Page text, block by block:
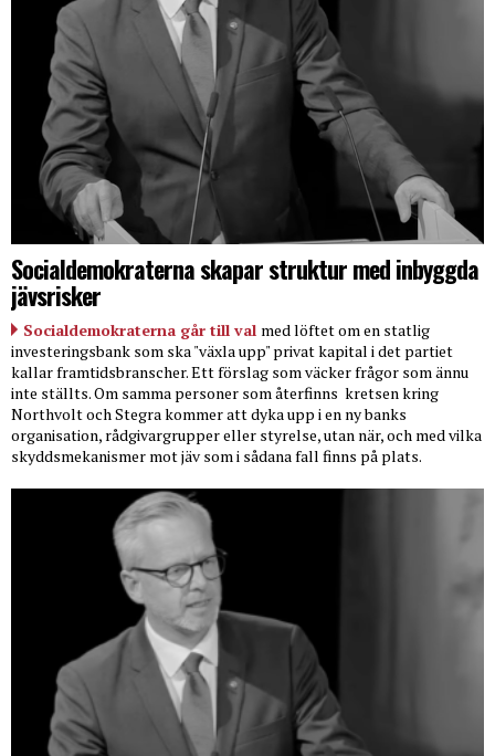
Socialdemokraterna skapar struktur med inbyggda
jävsrisker
Socialdemokraterna går till val med löftet om en statlig
investeringsbank som ska "växla upp" privat kapital i det partiet
kallar framtidsbranscher. Ett förslag som väcker frågor som ännu
inte ställts. Om samma personer som återfinns kretsen kring
Northvolt och Stegra kommer att dyka upp i en ny banks
organisation, rådgivargrupper eller styrelse, utan när, och med vilka
skyddsmekanismer mot jäv som i sådana fall finns på plats.